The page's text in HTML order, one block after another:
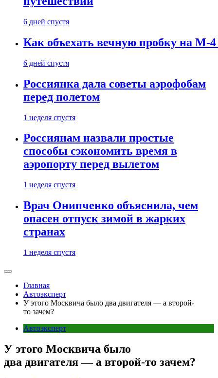
6 дней спустя
Как объехать вечную пробку на М-
6 дней спустя
Россиянка дала советы аэрофобам
перед полетом
1 неделя спустя
Россиянам назвали простые
способы сэкономить время в
аэропорту перед вылетом
1 неделя спустя
Врач Онипченко объяснила, чем
опасен отпуск зимой в жарких
странах
1 неделя спустя
Главная
Автоэксперт
У этого Москвича было два двигателя — а второй-
то зачем?
Автоэксперт
У этого Москвича было
два двигателя — а второй-то зачем?